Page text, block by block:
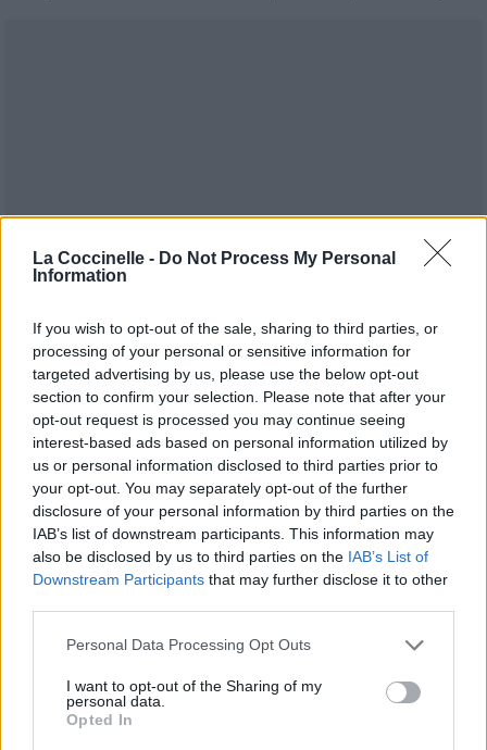
La Coccinelle - Do Not Process My Personal
Information
If you wish to opt-out of the sale, sharing to third parties, or
processing of your personal or sensitive information for
targeted advertising by us, please use the below opt-out
section to confirm your selection. Please note that after your
opt-out request is processed you may continue seeing
interest-based ads based on personal information utilized by
us or personal information disclosed to third parties prior to
your opt-out. You may separately opt-out of the further
disclosure of your personal information by third parties on the
IAB’s list of downstream participants. This information may
also be disclosed by us to third parties on the IAB’s List of
Downstream Participants that may further disclose it to other
Personal Data Processing Opt Outs
I want to opt-out of the Sharing of my
personal data.
Opted In
Publié parNoustox 10236 3 3 5 le 30 novembre
2023 à 6h42.
Compositeurs : Slipknot
Auteurs : Slipknot
Chanteurs : Slipknot
Albums : The End, So Far
Commentaires